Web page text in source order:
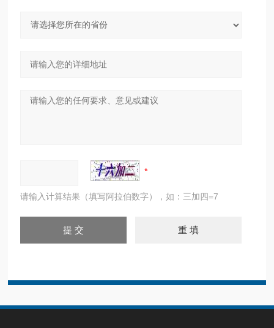
请输入计算结果（填写阿拉伯数字），如：三加四=7